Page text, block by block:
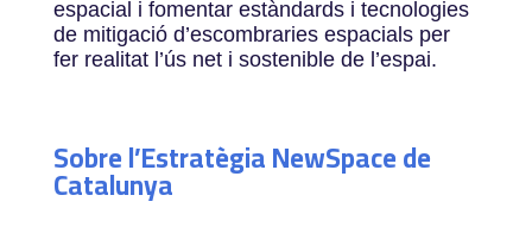
espacial i fomentar estàndards i tecnologies
de mitigació d’escombraries espacials per
fer realitat l’ús net i sostenible de l’espai.
Sobre l’Estratègia NewSpace de
Catalunya